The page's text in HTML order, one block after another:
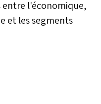
l'économique,
et les segments